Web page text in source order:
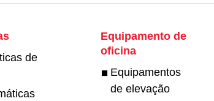
de
Equipamento de
oficina
Equipamentos
de elevação